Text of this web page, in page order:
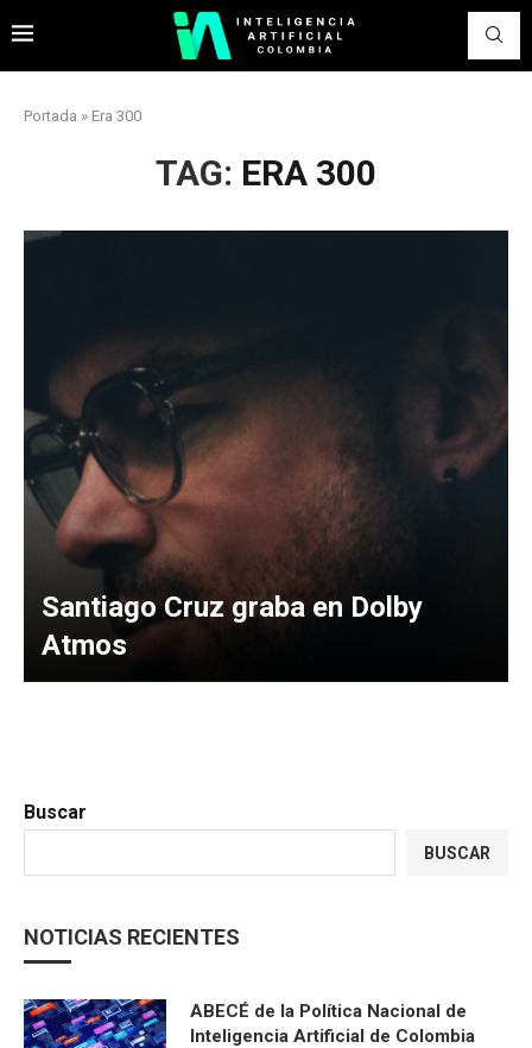
Portada » Era 300
TAG: ERA 300
Santiago Cruz graba en Dolby
Atmos
Buscar
BUSCAR
NOTICIAS RECIENTES
ABECÉ de la Política Nacional de
Inteligencia Artificial de Colombia